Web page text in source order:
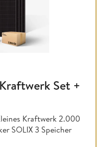
Set +
Kraftwerk 2.000
SOLIX 3 Speicher